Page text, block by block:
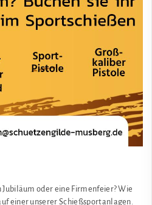
oder eine Firmenfeier? Wie
einer unserer Schießsportanlagen.